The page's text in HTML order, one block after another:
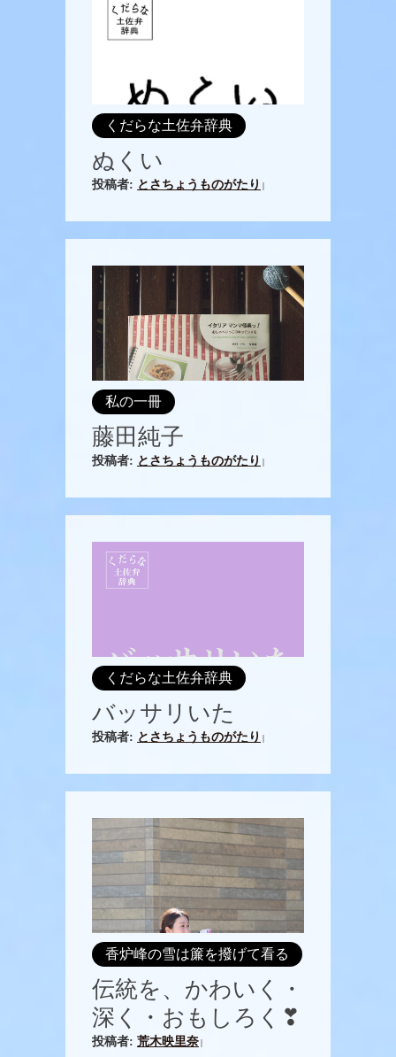
くだらな土佐弁辞典
ぬくい
投稿者: とさちょうものがたり
私の一冊
藤田純子
投稿者: とさちょうものがたり
くだらな土佐弁辞典
バッサリいた
投稿者: とさちょうものがたり
香炉峰の雪は簾を撥げて看る
伝統を、かわいく・
深く・おもしろく❣
投稿者: 荒木映里奈